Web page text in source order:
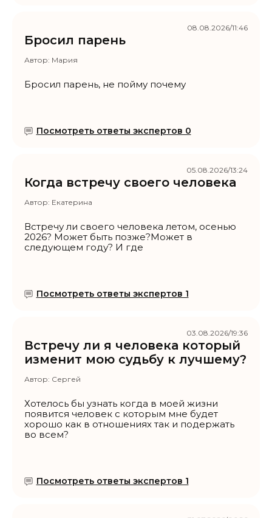
Бросил парень
Автор: Мария
Бросил парень, не пойму почему
Посмотреть ответы экспертов 0
08.08.2026/11:46
Когда встречу своего человека
Автор: Екатерина
Встречу ли своего человека летом, осенью
2026? Может быть позже?Может в
следующем году? И где
Посмотреть ответы экспертов 1
05.08.2026/13:24
Встречу ли я человека который
изменит мою судьбу к лучшему?
Автор: Сергей
Хотелось бы узнать когда в моей жизни
появится человек с которым мне будет
хорошо как в отношениях так и подержать
во всем?
Посмотреть ответы экспертов 1
03.08.2026/19:36